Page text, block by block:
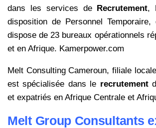
dans les services de Recrutement,
disposition de Personnel
dispose de 23 bureaux opérationnels
et en Afrique. Kamerpower.com
Melt Consulting Cameroun, filiale
est spécialisée dans le recrutement
et expatriés en Afrique Centrale et
Melt Group Consultants